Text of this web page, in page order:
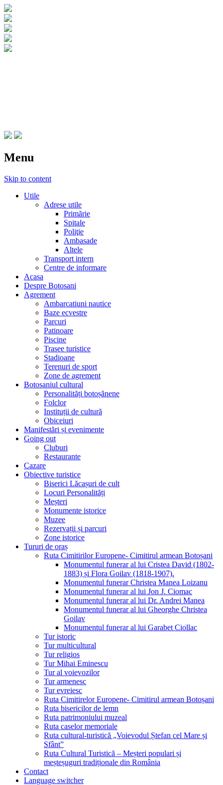
Menu
Skip to content
Utile
Adrese utile
Primărie
Spitale
Poliţie
Ambasade
Altele
Transport intern
Centre de informare
Acasa
Despre Botosani
Agrement
Ambarcatiuni nautice
Baze ecvestre
Parcuri
Patinoare
Piscine
Trasee turistice
Stadioane
Terenuri de sport
Zone de agrement
Botosaniul cultural
Personalități botoșănene
Folclor
Instituții de cultură
Obiceiuri
Manifestări și evenimente
Going out
Cluburi
Restaurante
Cazare
Obiective turistice
Biserici Lăcașuri de cult
Locuri Personalități
Meșteri
Monumente istorice
Muzee
Rezervații și parcuri
Zone istorice
Tururi de oraș
Ruta Cimitirilor Europene- Cimitirul armean Botoșani
Monumentul funerar al lui Cristea David (1802-
1883) și Flora Goilav (1818-1907).
Monumentul funerar Christea Manea Loizanu
Monumentul funerar al lui Jon J. Ciomac
Monumentul funerar al lui Dr. Andrei Manea
Monumentul funerar al lui Gheorghe Christea
Goilav
Monumentul funerar al lui Garabet Ciollac
Tur istoric
Tur multicultural
Tur religios
Tur Mihai Eminescu
Tur al voievozilor
Tur armenesc
Tur evreiesc
Ruta Cimitirelor Europene- Cimitirul armean Botoșani
Ruta bisericilor de lemn
Ruta patrimoniului muzeal
Ruta caselor memoriale
Ruta cultural-turistică „Voievodul Ștefan cel Mare și
Sfânt”
Ruta Cultural Turistică – Meșteri populari și
meșteșuguri tradiționale din România
Contact
Language switcher